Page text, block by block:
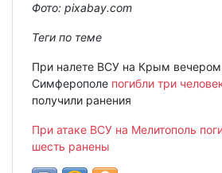
Фото: pixabay.com
Теги по теме
При налете ВСУ на Крым
Симферополе погибли три
получили ранения
При атаке ВСУ на Мелитополь
шесть ранены